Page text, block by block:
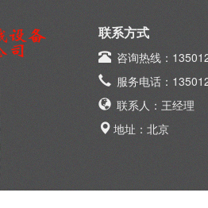
联系方式
咨询热线：
服务电话：
联系人：王经理
地址：北京